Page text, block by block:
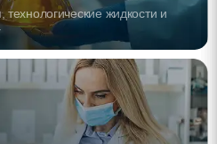
жидкости и